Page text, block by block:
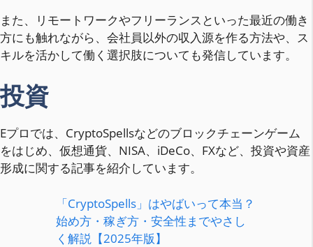
また、リモートワークやフリーランスといった最近の働き
方にも触れながら、会社員以外の収入源を作る方法や、ス
キルを活かして働く選択肢についても発信しています。
投資
Eプロでは、CryptoSpellsなどのブロックチェーンゲーム
をはじめ、仮想通貨、NISA、iDeCo、FXなど、投資や資産
形成に関する記事を紹介しています。
「CryptoSpells」はやばいって本当？
始め方・稼ぎ方・安全性までやさし
く解説【2025年版】